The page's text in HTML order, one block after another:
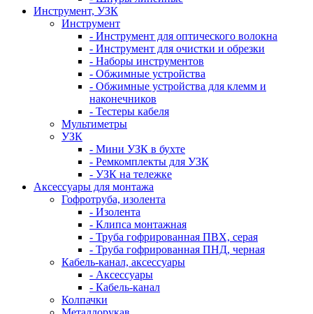
Инструмент, УЗК
Инструмент
- Инструмент для оптического волокна
- Инструмент для очистки и обрезки
- Наборы инструментов
- Обжимные устройства
- Обжимные устройства для клемм и
наконечников
- Тестеры кабеля
Мультиметры
УЗК
- Мини УЗК в бухте
- Ремкомплекты для УЗК
- УЗК на тележке
Аксессуары для монтажа
Гофротруба, изолента
- Изолента
- Клипса монтажная
- Труба гофрированная ПВХ, серая
- Труба гофрированная ПНД, черная
Кабель-канал, аксессуары
- Аксессуары
- Кабель-канал
Колпачки